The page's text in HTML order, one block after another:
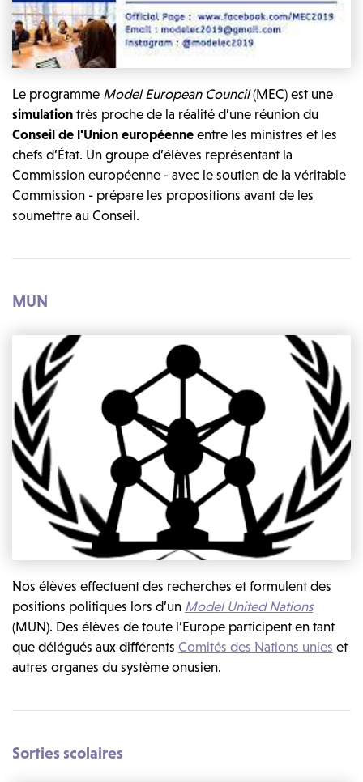
Le programme Model European Council(MEC) est une
simulation très proche de la réalité d’une réunion du
Conseil de l'Union européenne entre les ministres et les
chefs d’État. Un groupe d’élèves représentant la
Commission européenne - avec le soutien de la véritable
Commission - prépare les propositions avant de les
soumettre au Conseil.
MUN
Nos élèves effectuent des recherches et formulent des
positions politiques lors d’un Model United Nations
(MUN). Des élèves de toute l’Europe participent en tant
que délégués aux différents Comités des Nations unies et
autres organes du système onusien.
Sorties scolaires